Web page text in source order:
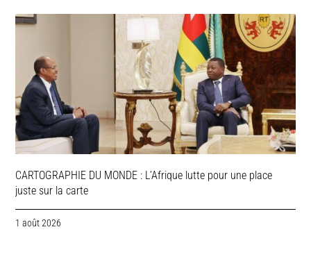
CARTOGRAPHIE DU MONDE : L’Afrique lutte pour une place
juste sur la carte
1 août 2026